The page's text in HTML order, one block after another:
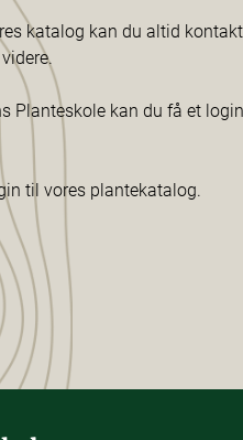
katalog kan du altid
Planteskole kan du få et
til vores plantekatalog.